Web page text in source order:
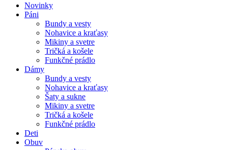
Novinky
Páni
Bundy a vesty
Nohavice a kraťasy
Mikiny a svetre
Tričká a košele
Funkčné prádlo
Dámy
Bundy a vesty
Nohavice a kraťasy
Šaty a sukne
Mikiny a svetre
Tričká a košele
Funkčné prádlo
Deti
Obuv